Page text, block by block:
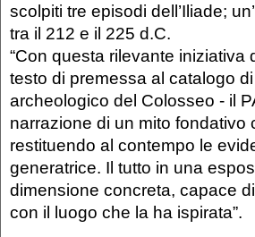
scolpiti tre episodi dell’Iliade;
tra il 212 e il 225 d.C.
“Con questa rilevante
testo di premessa al catalogo
archeologico del Colosseo - il
narrazione di un mito fondativo
restituendo al contempo le
generatrice. Il tutto in una
dimensione concreta, capace
con il luogo che la ha ispirata”.